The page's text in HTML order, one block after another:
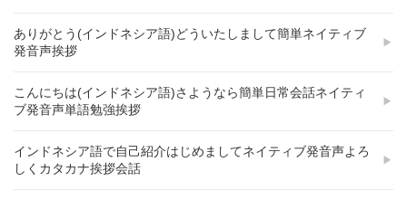
ありがとう(インドネシア語)どういたしまして簡単ネイティブ
発音声挨拶
こんにちは(インドネシア語)さようなら簡単日常会話ネイティ
ブ発音声単語勉強挨拶
インドネシア語で自己紹介はじめましてネイティブ発音声よろ
しくカタカナ挨拶会話